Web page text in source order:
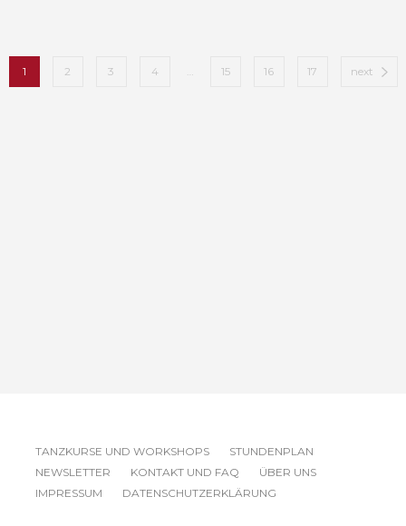
1 2 3 4 … 15 16 17 next
TANZKURSE UND WORKSHOPS
STUNDENPLAN
NEWSLETTER
KONTAKT UND FAQ
ÜBER UNS
IMPRESSUM
DATENSCHUTZERKLÄRUNG